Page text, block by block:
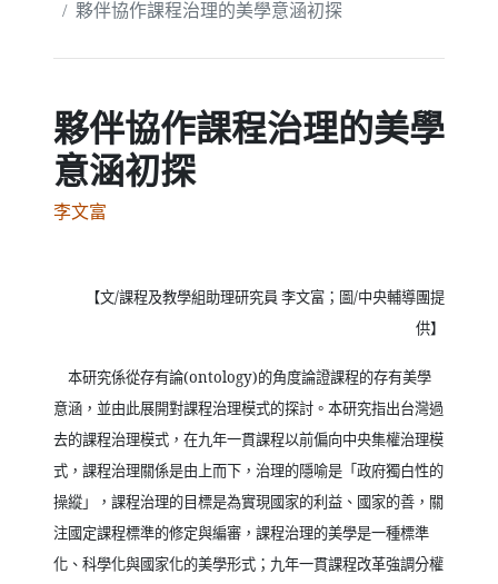
夥伴協作課程治理的美學意涵初探
夥伴協作課程治理的美學
意涵初探
李文富
【文/課程及教學組助理研究員 李文富；圖/中央輔導團提
供】
本研究係從存有論(ontology)的角度論證課程的存有美學
意涵，並由此展開對課程治理模式的探討。本研究指出台灣過
去的課程治理模式，在九年一貫課程以前偏向中央集權治理模
式，課程治理關係是由上而下，治理的隱喻是「政府獨白性的
操縱」，課程治理的目標是為實現國家的利益、國家的善，關
注國定課程標準的修定與編審，課程治理的美學是一種標準
化、科學化與國家化的美學形式；九年一貫課程改革強調分權